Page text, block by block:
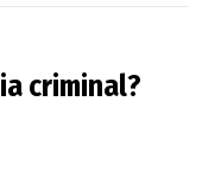
criminal?